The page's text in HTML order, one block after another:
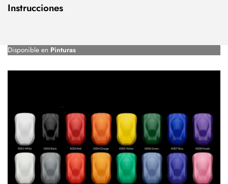
Instrucciones
Disponible en Pinturas